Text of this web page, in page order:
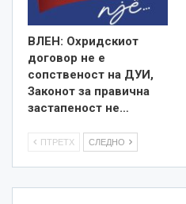
ВЛЕН: Охридскиот
договор не е
сопственост на ДУИ,
Законот за правична
застапеност не…
ПТРЕТХ СЛЕДНО